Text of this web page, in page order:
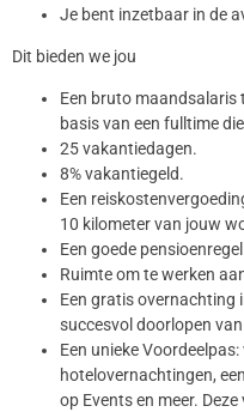
Je bent inzetbaar in de
Dit bieden we jou
Een bruto maandsalaris
basis van een fulltime
25 vakantiedagen.
8% vakantiegeld.
Een
10 kilometer van jouw
Een goede
Ruimte om te werken
Een gratis overnachting
succesvol doorlopen
Een unieke
hotelovernachtingen,
op Events en meer.